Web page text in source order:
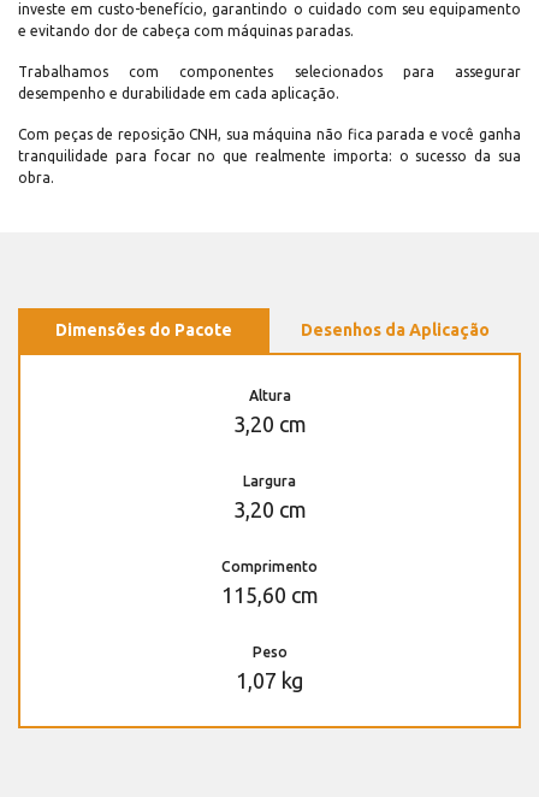
investe em custo-benefício, garantindo o cuidado com seu equipamento
e evitando dor de cabeça com máquinas paradas.
Trabalhamos com componentes selecionados para assegurar
desempenho e durabilidade em cada aplicação.
Com peças de reposição CNH, sua máquina não fica parada e você ganha
tranquilidade para focar no que realmente importa: o sucesso da sua
obra.
Dimensões do Pacote Desenhos da Aplicação
Altura
3,20 cm
Largura
3,20 cm
Comprimento
115,60 cm
Peso
1,07 kg